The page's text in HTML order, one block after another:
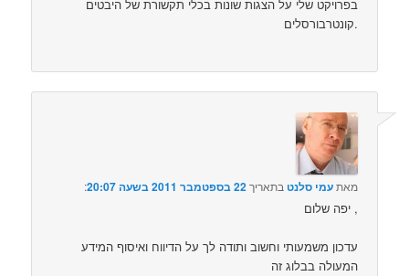
בפרויקט שלי על הצגות שונות בכלי תקשורת של היבטים
קונטרבורסלים.
מאתעמי סלנט בתאריך22 בספטמבר 2011 בשעה 20:07 :‏
יפה שלום ,
עדכון משמעותי וחשוב ותודה לך על הדיווח ואיסוף המידע
המעולה בבלוג זה